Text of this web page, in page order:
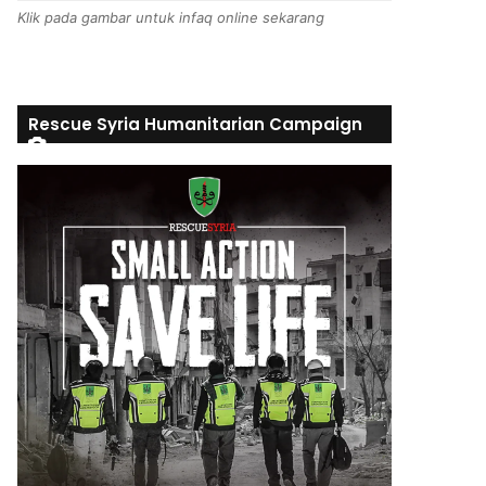
Klik pada gambar untuk infaq online sekarang
Rescue Syria Humanitarian Campaign